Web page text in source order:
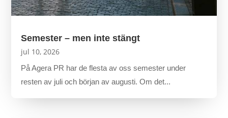
Semester – men inte stängt
jul 10, 2026
På Agera PR har de flesta av oss semester under
resten av juli och början av augusti. Om det...